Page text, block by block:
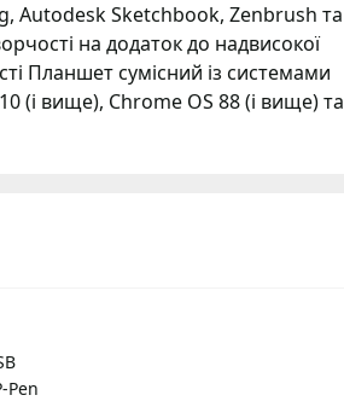
Autodesk Sketchbook, Zenbrush та
на додаток до надвисокої
Планшет сумісний із системами
(і вище), Chrome OS 88 (і вище) та
Pen